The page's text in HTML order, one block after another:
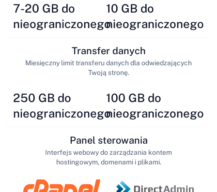
7-20 GB do
nieograniczonego
10 GB do
nieograniczonego
250 GB do
nieograniczonego
Transfer danych
Miesięczny limit transferu danych dla odwiedzających
Twoją stronę.
100 GB do
nieograniczonego
Panel sterowania
Interfejs webowy do zarządzania kontem
hostingowym, domenami i plikami.